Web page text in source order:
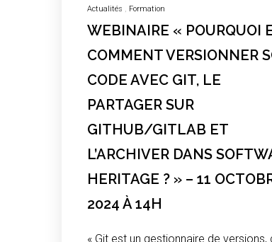
Actualités
Formation
WEBINAIRE « POURQUOI
COMMENT VERSIONNER
CODE AVEC GIT, LE
PARTAGER SUR
GITHUB/GITLAB ET
L’ARCHIVER DANS
HERITAGE ? » – 11
2024 À 14H
« Git est un gestionnaire de versions,